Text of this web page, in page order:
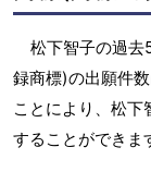
松下智子の過
録商標)の出願件
ことにより、松
することができま